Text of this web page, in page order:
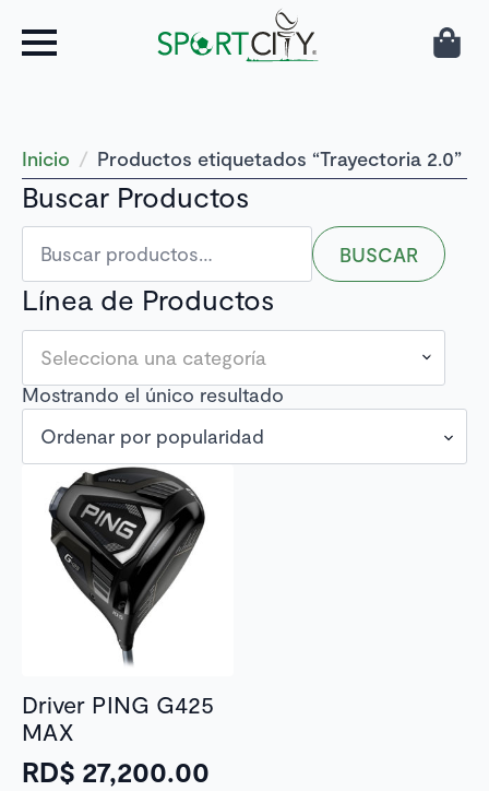
Inicio Productos etiquetados “Trayectoria 2.0”
Buscar Productos
Buscar
por:
BUSCAR
Línea de Productos
Selecciona una categoría
Mostrando el único resultado
Driver PING G425
MAX
RD$ 27,200.00